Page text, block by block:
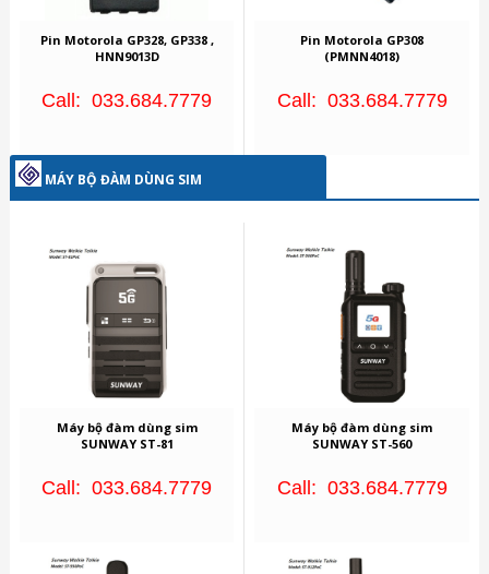
Pin Motorola GP328, GP338 ,
HNN9013D
Call: 033.684.7779
Pin Motorola GP308
(PMNN4018)
Call: 033.684.7779
MÁY BỘ ĐÀM DÙNG SIM
Máy bộ đàm dùng sim
SUNWAY ST-81
Call: 033.684.7779
Máy bộ đàm dùng sim
SUNWAY ST-560
Call: 033.684.7779